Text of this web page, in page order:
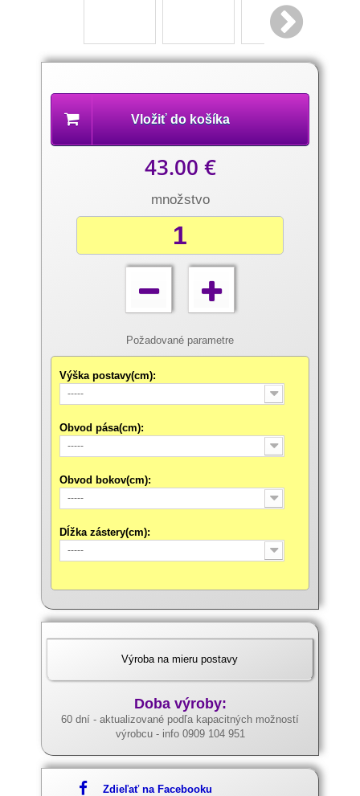
Vložiť do košíka
43.00 €
množstvo
Požadované parametre
Výška postavy(cm):
-----
Obvod pása(cm):
-----
Obvod bokov(cm):
-----
Dĺžka zástery(cm):
-----
Výroba na mieru postavy
Doba výroby:
60 dní - aktualizované podľa kapacitných možností
výrobcu - info 0909 104 951
Zdieľať na Facebooku
produktu